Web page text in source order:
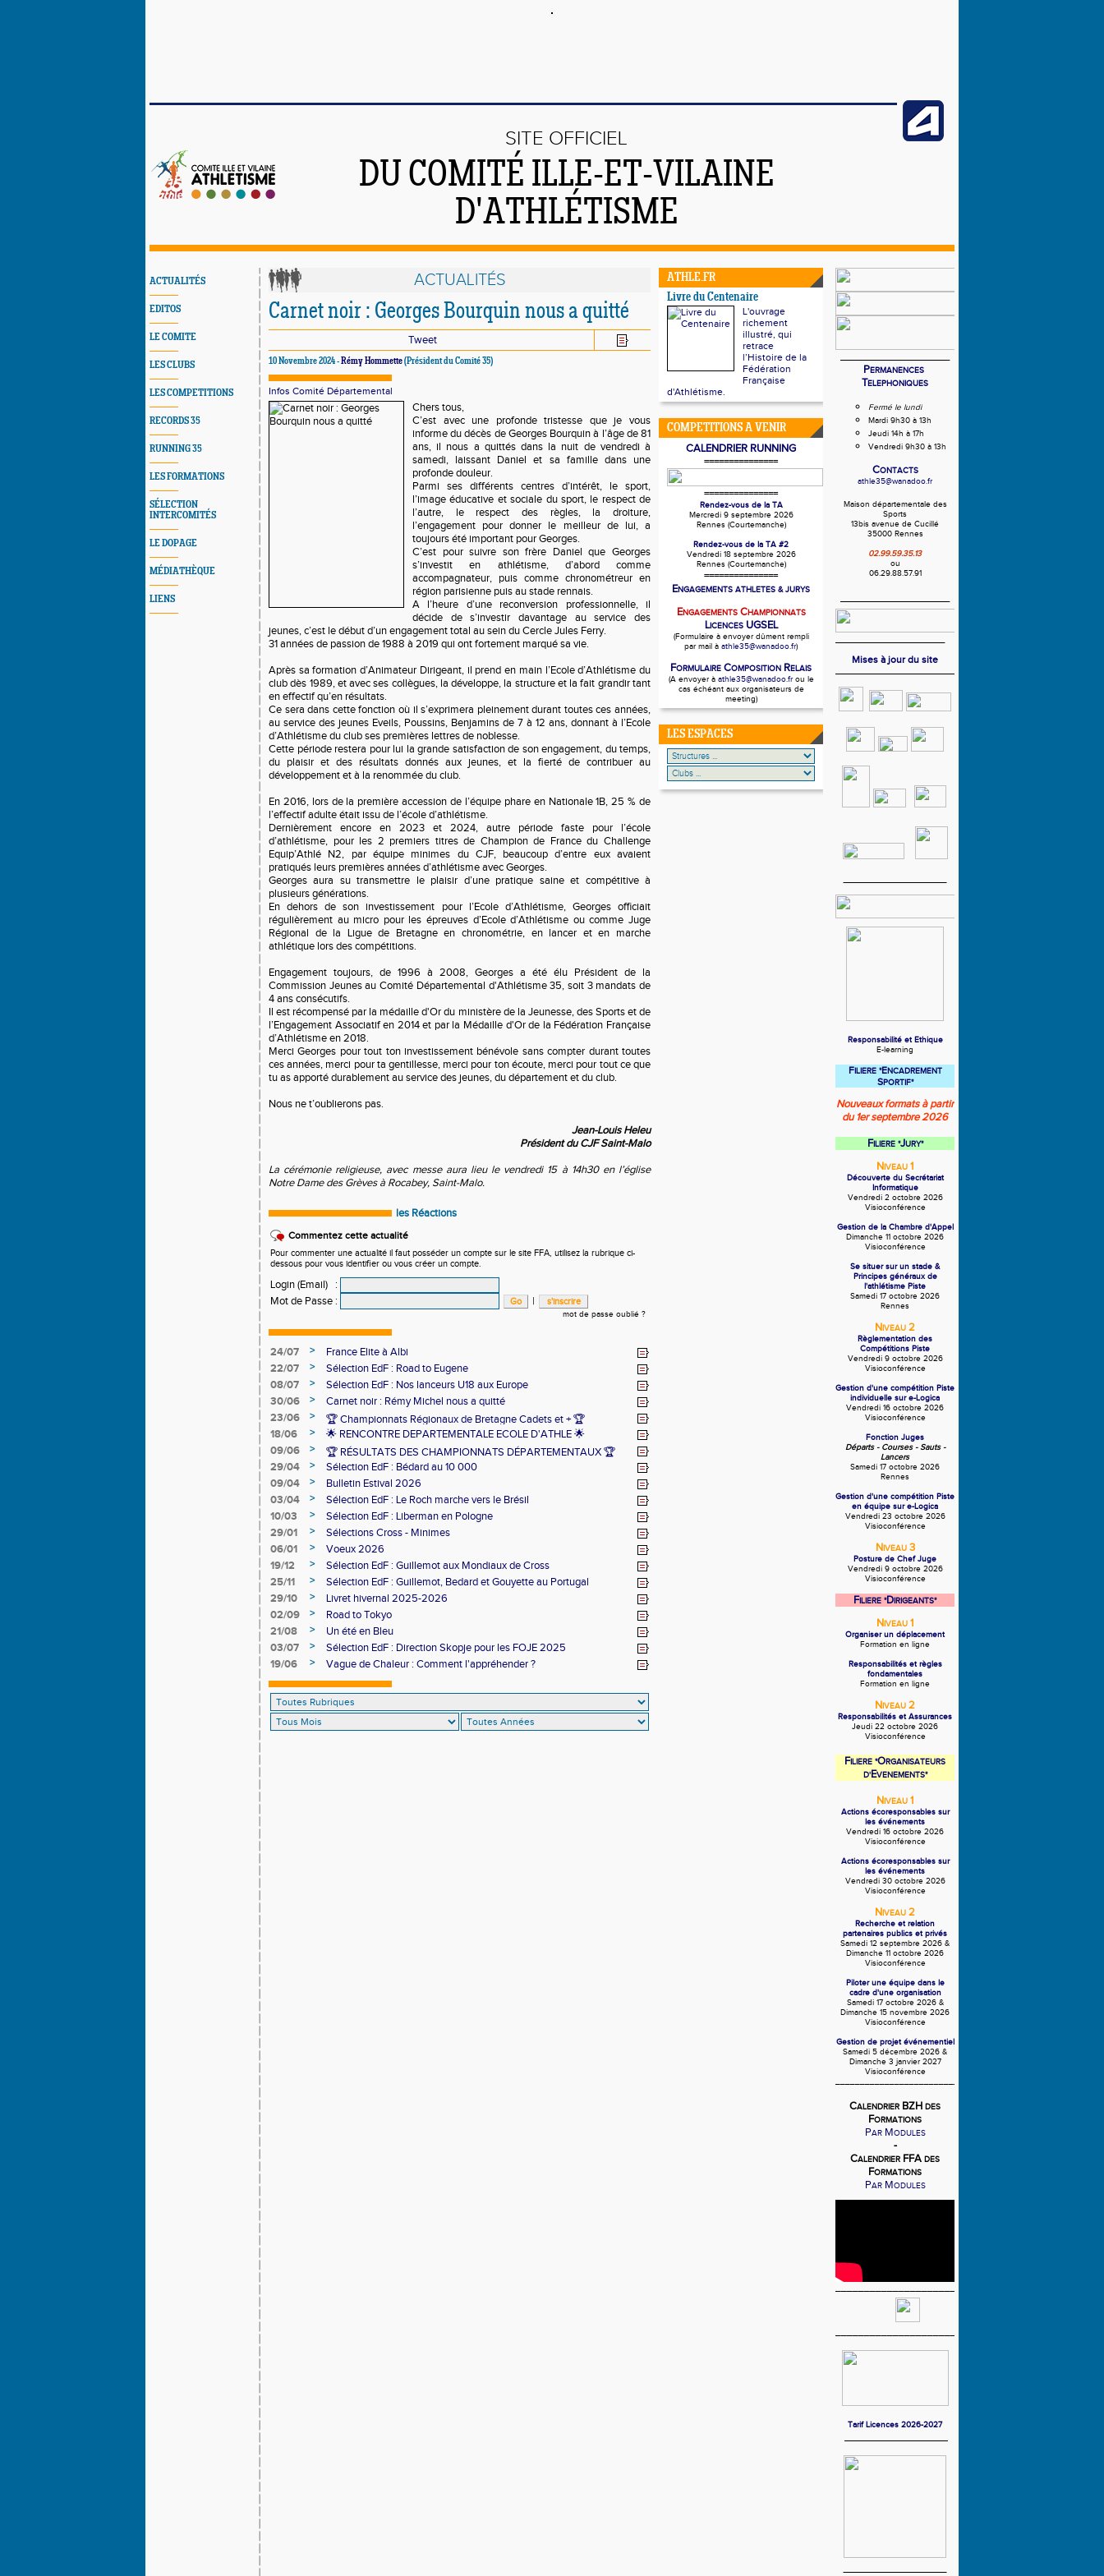
SITE OFFICIEL
DU COMITÉ ILLE-ET-VILAINE
D'ATHLÉTISME
ACTUALITÉS
EDITOS
LE COMITE
LES CLUBS
LES COMPETITIONS
RECORDS 35
RUNNING 35
LES FORMATIONS
SÉLECTION
INTERCOMITÉS
LE DOPAGE
MÉDIATHÈQUE
LIENS
ACTUALITÉS
Carnet noir : Georges Bourquin nous a quitté
Tweet
10 Novembre 2024 -Rémy Hommette(Président du Comité 35)
Infos Comité Départemental
Chers tous,
C’est avec une profonde tristesse que je vous
informe du décès de Georges Bourquin à l’âge de 81
ans, il nous a quittés dans la nuit de vendredi à
samedi, laissant Daniel et sa famille dans une
profonde douleur.
Parmi ses différents centres d’intérêt, le sport,
l’image éducative et sociale du sport, le respect de
l’autre, le respect des règles, la droiture,
l’engagement pour donner le meilleur de lui, a
toujours été important pour Georges.
C’est pour suivre son frère Daniel que Georges
s’investit en athlétisme, d’abord comme
accompagnateur, puis comme chronométreur en
région parisienne puis au stade rennais.
A l’heure d’une reconversion professionnelle, il
décide de s’investir davantage au service des
jeunes, c’est le début d’un engagement total au sein du Cercle Jules Ferry.
31 années de passion de 1988 à 2019 qui ont fortement marqué sa vie.
Après sa formation d’Animateur Dirigeant, il prend en main l’Ecole d’Athlétisme du
club dès 1989, et avec ses collègues, la développe, la structure et la fait grandir tant
en effectif qu’en résultats.
Ce sera dans cette fonction où il s’exprimera pleinement durant toutes ces années,
au service des jeunes Eveils, Poussins, Benjamins de 7 à 12 ans, donnant à l’Ecole
d’Athlétisme du club ses premières lettres de noblesse.
Cette période restera pour lui la grande satisfaction de son engagement, du temps,
du plaisir et des résultats donnés aux jeunes, et la fierté de contribuer au
développement et à la renommée du club.
En 2016, lors de la première accession de l’équipe phare en Nationale 1B, 25 % de
l’effectif adulte était issu de l’école d’athlétisme.
Dernièrement encore en 2023 et 2024, autre période faste pour l’école
d’athlétisme, pour les 2 premiers titres de Champion de France du Challenge
Equip’Athlé N2, par équipe minimes du CJF, beaucoup d’entre eux avaient
pratiqués leurs premières années d’athlétisme avec Georges.
Georges aura su transmettre le plaisir d’une pratique saine et compétitive à
plusieurs générations.
En dehors de son investissement pour l’Ecole d’Athlétisme, Georges officiait
régulièrement au micro pour les épreuves d’Ecole d’Athlétisme ou comme Juge
Régional de la Ligue de Bretagne en chronométrie, en lancer et en marche
athlétique lors des compétitions.
Engagement toujours, de 1996 à 2008, Georges a été élu Président de la
Commission Jeunes au Comité Départemental d'Athlétisme 35, soit 3 mandats de
4 ans consécutifs.
Il est récompensé par la médaille d'Or du ministère de la Jeunesse, des Sports et de
l’Engagement Associatif en 2014 et par la Médaille d'Or de la Fédération Française
d’Athlétisme en 2018.
Merci Georges pour tout ton investissement bénévole sans compter durant toutes
ces années, merci pour ta gentillesse, merci pour ton écoute, merci pour tout ce que
tu as apporté durablement au service des jeunes, du département et du club.
Nous ne t’oublierons pas.
Jean-Louis Heleu
Président du CJF Saint-Malo
La cérémonie religieuse, avec messe aura lieu le vendredi 15 à 14h30 en l’église
Notre Dame des Grèves à Rocabey, Saint-Malo.
les Réactions
Commentez cette actualité
Pour commenter une actualité il faut posséder un compte sur le site FFA, utilisez la rubrique ci-
dessous pour vous identifier ou vous créer un compte.
Login (Email)
:
Mot de Passe : |
mot de passe oublié ?
24/07 >
France Elite à Albi
22/07
>
Sélection EdF : Road to Eugene
08/07
>
Sélection EdF : Nos lanceurs U18 aux Europe
30/06
>
Carnet noir : Rémy Michel nous a quitté
23/06
>
🏆 Championnats Régionaux de Bretagne Cadets et + 🏆
18/06
>
🌟 RENCONTRE DEPARTEMENTALE ECOLE D'ATHLE 🌟
09/06
>
🏆 RÉSULTATS DES CHAMPIONNATS DÉPARTEMENTAUX 🏆
29/04
>
Sélection EdF : Bédard au 10 000
09/04
>
Bulletin Estival 2026
03/04
>
Sélection EdF : Le Roch marche vers le Brésil
10/03
>
Sélection EdF : Liberman en Pologne
29/01
>
Sélections Cross - Minimes
06/01
>
Voeux 2026
19/12
>
Sélection EdF : Guillemot aux Mondiaux de Cross
25/11
>
Sélection EdF : Guillemot, Bedard et Gouyette au Portugal
29/10
>
Livret hivernal 2025-2026
02/09
>
Road to Tokyo
21/08
>
Un été en Bleu
03/07
>
Sélection EdF : Direction Skopje pour les FOJE 2025
19/06
> Vague de Chaleur : Comment l'appréhender ?
ATHLE.FR
Livre du Centenaire
L'ouvrage
richement
illustré, qui
retrace
l’Histoire de la
Fédération
Française
d'Athlétisme.
COMPETITIONS A VENIR
CALENDRIER RUNNING
===============
===============
Rendez-vous de la TA
Mercredi 9 septembre 2026
Rennes (Courtemanche)
Rendez-vous de la TA #2
Vendredi 18 septembre 2026
Rennes (Courtemanche)
===============
ENGAGEMENTS ATHLETES & JURYS
ENGAGEMENTS CHAMPIONNATS
LICENCES UGSEL
(Formulaire à envoyer dûment rempli
par mail à athle35@wanadoo.fr)
FORMULAIRE COMPOSITION RELAIS
(A envoyer à athle35@wanadoo.frou le
cas échéant aux organisateurs de
meeting)
LES ESPACES
PERMANENCES
TELEPHONIQUES
Fermé le lundi
Mardi 9h30 à 13h
Jeudi 14h à 17h
Vendredi 9h30 à 13h
CONTACTS
athle35@wanadoo.fr
Maison départementale des
Sports
13bis avenue de Cucillé
35000 Rennes
02.99.59.35.13
ou
06.29.88.57.91
Mises à jour du site
Responsabilité et Ethique
E-learning
FILIERE "ENCADREMENT
SPORTIF"
Nouveaux formats à partir
du 1er septembre 2026
FILIERE "JURY"
NIVEAU 1
Découverte du Secrétariat
Informatique
Vendredi 2 octobre 2026
Visioconférence
Gestion de la Chambre d'Appel
Dimanche 11 octobre 2026
Visioconférence
Se situer sur un stade &
Principes généraux de
l'athlétisme Piste
Samedi 17 octobre 2026
Rennes
NIVEAU 2
Règlementation des
Compétitions Piste
Vendredi 9 octobre 2026
Visioconférence
Gestion d'une compétition Piste
individuelle sur e-Logica
Vendredi 16 octobre 2026
Visioconférence
Fonction Juges
Départs - Courses - Sauts -
Lancers
Samedi 17 octobre 2026
Rennes
Gestion d'une compétition Piste
en équipe sur e-Logica
Vendredi 23 octobre 2026
Visioconférence
NIVEAU3
Posture de Chef Juge
Vendredi 9 octobre 2026
Visioconférence
FILIERE "DIRIGEANTS"
NIVEAU 1
Organiser un déplacement
Formation en ligne
Responsabilités et règles
fondamentales
Formation en ligne
NIVEAU 2
Responsabilités et Assurances
Jeudi 22 octobre 2026
Visioconférence
FILIERE "ORGANISATEURS
D'EVENEMENTS"
NIVEAU 1
Actions écoresponsables sur
les événements
Vendredi 16 octobre 2026
Visioconférence
Actions écoresponsables sur
les événements
Vendredi 30 octobre 2026
Visioconférence
NIVEAU 2
Recherche et relation
partenaires publics et privés
Samedi 12 septembre 2026 &
Dimanche 11 octobre 2026
Visioconférence
Piloter une équipe dans le
cadre d'une organisation
Samedi 17 octobre 2026 &
Dimanche 15 novembre 2026
Visioconférence
Gestion de projet événementiel
Samedi 5 décembre 2026 &
Dimanche 3 janvier 2027
Visioconférence
CALENDRIER BZH DES
FORMATIONS
PAR MODULES
-
CALENDRIER FFA DES
FORMATIONS
PAR MODULES
Tarif Licences 2026-2027